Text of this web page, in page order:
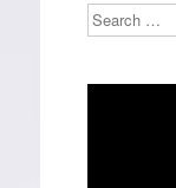
Search